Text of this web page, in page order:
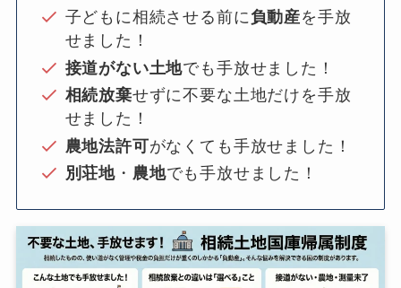
子どもに相続させる前に負動産を手放
せました！
接道がない土地でも手放せました！
相続放棄せずに不要な土地だけを手放
せました！
農地法許可がなくても手放せました！
別荘地 ・ 農地でも手放せました！